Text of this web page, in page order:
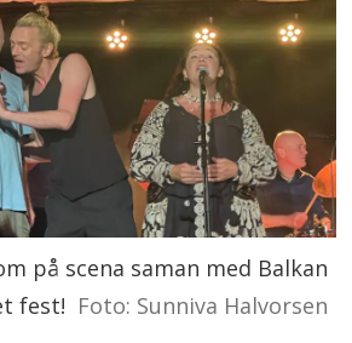
på scena saman med Balkan
fest! Foto: Sunniva Halvorsen